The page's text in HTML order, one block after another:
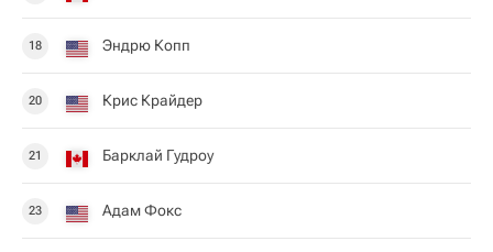
18 Эндрю Копп
20 Крис Крайдер
21 Барклай Гудроу
23 Адам Фокс